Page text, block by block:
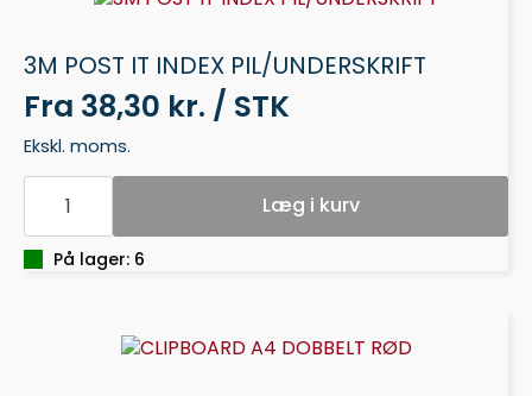
3M POST IT INDEX PIL/UNDERSKRIFT
Fra 38,30 kr. / STK
Ekskl. moms.
3M
POST
INDEX
PIL/UNDERSKRIFT
Læg i kurv
På lager: 6